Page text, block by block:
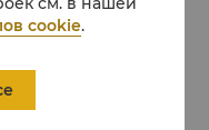
cookie.